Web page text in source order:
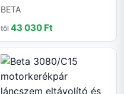
BETA
től 43 030 Ft